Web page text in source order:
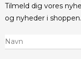
Tilmeld dig vores
og nyheder i shoppen.